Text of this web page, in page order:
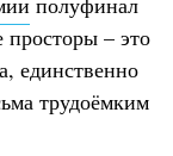
– это
единственно
трудоёмким